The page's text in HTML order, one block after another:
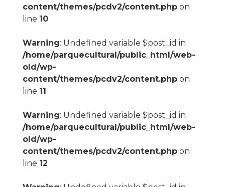
content/themes/pcdv2/content.phpon
line 10
Warning: Undefined variable $post_id in
/home/parquecultural/public_html/web-
old/wp-
content/themes/pcdv2/content.phpon
line 11
Warning: Undefined variable $post_id in
/home/parquecultural/public_html/web-
old/wp-
content/themes/pcdv2/content.phpon
line 12